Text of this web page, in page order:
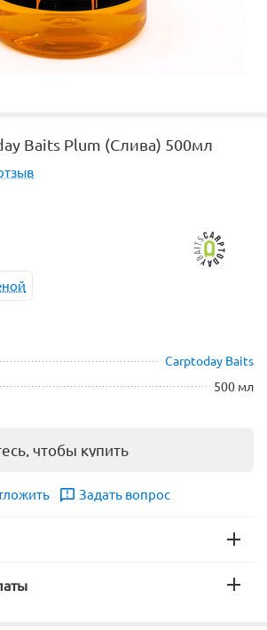
Baits Plum (Слива) 500мл
Carptoday Baits
500 мл
чтобы купить
Задать вопрос